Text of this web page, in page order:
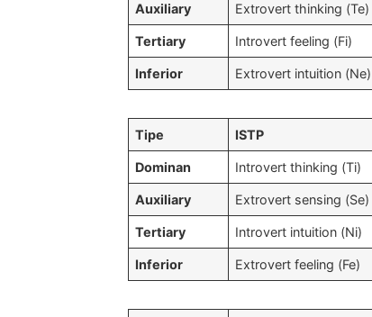
Auxiliary Extrovert thinking (Te)
Tertiary Introvert feeling (Fi)
Inferior Extrovert intuition (Ne)
Tipe ISTP
Dominan Introvert thinking (Ti)
Auxiliary Extrovert sensing (Se)
Tertiary Introvert intuition (Ni)
Inferior Extrovert feeling (Fe)